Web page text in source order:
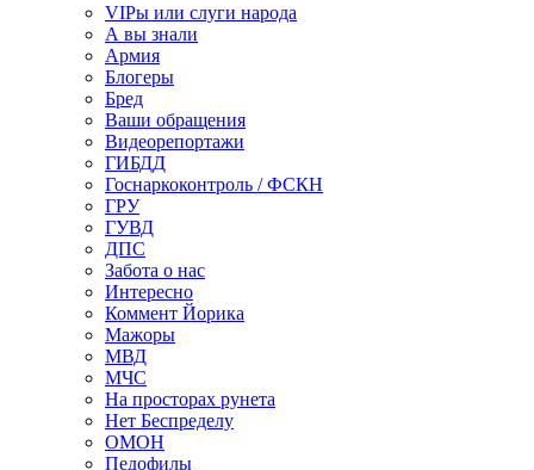
VIPы или слуги народа
А вы знали
Армия
Блогеры
Бред
Ваши обращения
Видеорепортажи
ГИБДД
Госнаркоконтроль / ФСКН
ГРУ
ГУВД
ДПС
Забота о нас
Интересно
Коммент Йорика
Мажоры
МВД
МЧС
На просторах рунета
Нет Беспределу
ОМОН
Педофилы